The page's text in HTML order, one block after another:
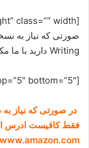
Writing دارید با ما مکاتبه کنید.[/box]
[divider style=”dashed” top=”5″ bottom=”5″]
در صورتی که نیاز به
فقط کافیست ادرس